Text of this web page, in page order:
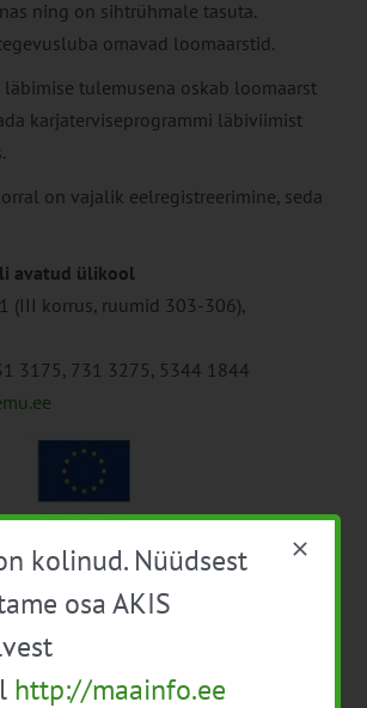
ning on sihtrühmale tasuta.
omavad loomaarstid.
tulemusena oskab loomaarst
karjaterviseprogrammi läbiviimist
on vajalik eelregistreerimine, seda
avatud ülikool​
(III korrus, ruumid 303-306),
3175, 731 3275, 5344 1844
kolinud. Nüüdsest
osa AKIS
http://maainfo.ee